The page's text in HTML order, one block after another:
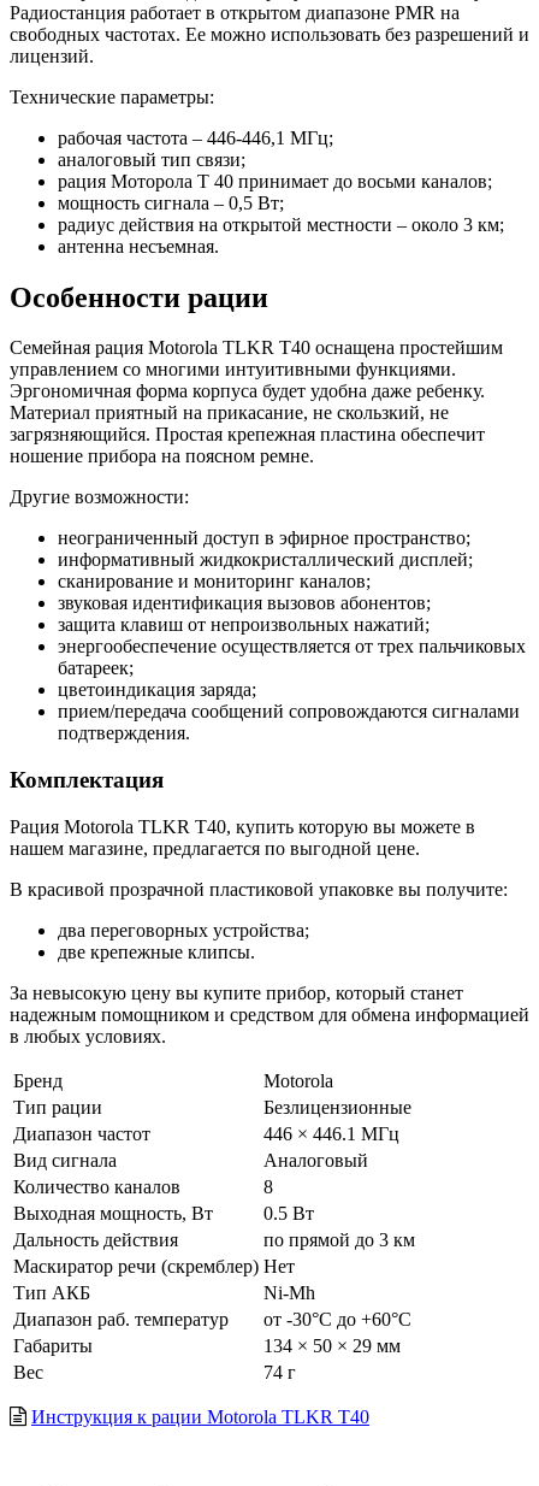
Радиостанция работает в открытом диапазоне PMR на
свободных частотах. Ее можно использовать без разрешений и
лицензий.
Технические параметры:
рабочая частота – 446-446,1 МГц;
аналоговый тип связи;
рация Моторола Т 40 принимает до восьми каналов;
мощность сигнала – 0,5 Вт;
радиус действия на открытой местности – около 3 км;
антенна несъемная.
Особенности рации
Семейная рация Motorola TLKR T40 оснащена простейшим
управлением со многими интуитивными функциями.
Эргономичная форма корпуса будет удобна даже ребенку.
Материал приятный на прикасание, не скользкий, не
загрязняющийся. Простая крепежная пластина обеспечит
ношение прибора на поясном ремне.
Другие возможности:
неограниченный доступ в эфирное пространство;
информативный жидкокристаллический дисплей;
сканирование и мониторинг каналов;
звуковая идентификация вызовов абонентов;
защита клавиш от непроизвольных нажатий;
энергообеспечение осуществляется от трех пальчиковых
батареек;
цветоиндикация заряда;
прием/передача сообщений сопровождаются сигналами
подтверждения.
Комплектация
Рация Motorola TLKR T40, купить которую вы можете в
нашем магазине, предлагается по выгодной цене.
В красивой прозрачной пластиковой упаковке вы получите:
два переговорных устройства;
две крепежные клипсы.
За невысокую цену вы купите прибор, который станет
надежным помощником и средством для обмена информацией
в любых условиях.
Бренд
Motorola
Тип рации
Безлицензионные
Диапазон частот
446 × 446.1 МГц
Вид сигнала
Аналоговый
Количество каналов
8
Выходная мощность, Вт
0.5 Вт
Дальность действия
по прямой до 3 км
Маскиратор речи (скремблер) Нет
Тип АКБ
Ni-Mh
Диапазон раб. температур
от -30°С до +60°С
Габариты
134 × 50 × 29 мм
Вес
74 г
Инструкция к рации Motorola TLKR T40